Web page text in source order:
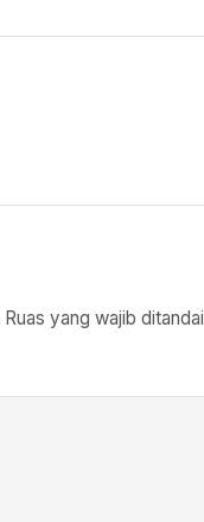
Ruas yang wajib ditandai